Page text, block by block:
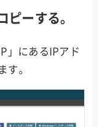
ピーする。
」にあるIPアド
す。